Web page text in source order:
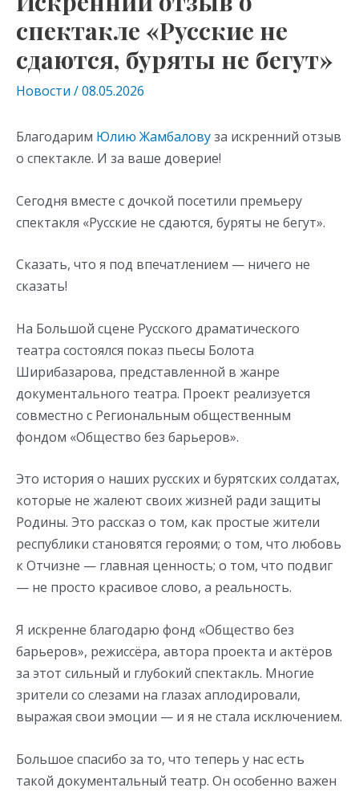
спектакле «Русские не
сдаются, буряты не бегут»
Новости /08.05.2026
Благодарим Юлию Жамбаловуза искренний отзыв
о спектакле. И за ваше доверие!
Сегодня вместе с дочкой посетили премьеру
спектакля «Русские не сдаются, буряты не бегут».
Сказать, что я под впечатлением — ничего не
сказать!
На Большой сцене Русского драматического
театра состоялся показ пьесы Болота
Ширибазарова, представленной в жанре
документального театра. Проект реализуется
совместно с Региональным общественным
фондом «Общество без барьеров».
Это история о наших русских и бурятских солдатах,
которые не жалеют своих жизней ради защиты
Родины. Это рассказ о том, как простые жители
республики становятся героями; о том, что любовь
к Отчизне — главная ценность; о том, что подвиг
— не просто красивое слово, а реальность.
Я искренне благодарю фонд «Общество без
барьеров», режиссёра, автора проекта и актёров
за этот сильный и глубокий спектакль. Многие
зрители со слезами на глазах аплодировали,
выражая свои эмоции — и я не стала исключением.
Большое спасибо за то, что теперь у нас есть
такой документальный театр. Он особенно важен